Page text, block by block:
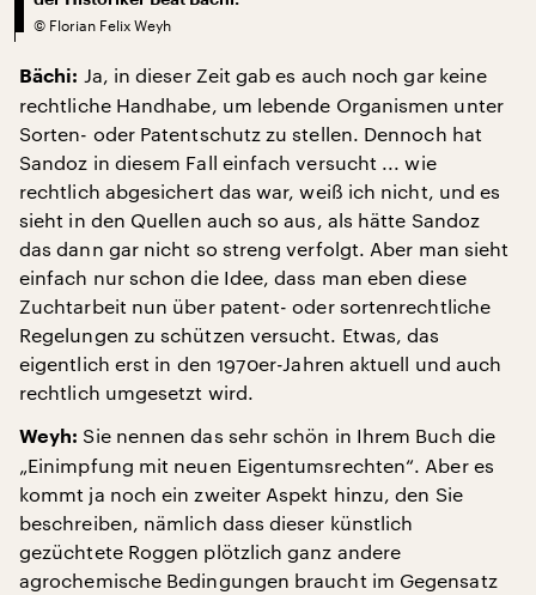
© Florian Felix Weyh
Bächi: Ja, in dieser Zeit gab es auch noch gar keine
rechtliche Handhabe, um lebende Organismen unter
Sorten- oder Patentschutz zu stellen. Dennoch hat
Sandoz in diesem Fall einfach versucht ... wie
rechtlich abgesichert das war, weiß ich nicht, und es
sieht in den Quellen auch so aus, als hätte Sandoz
das dann gar nicht so streng verfolgt. Aber man sieht
einfach nur schon die Idee, dass man eben diese
Zuchtarbeit nun über patent- oder sortenrechtliche
Regelungen zu schützen versucht. Etwas, das
eigentlich erst in den 1970er-Jahren aktuell und auch
rechtlich umgesetzt wird.
Weyh: Sie nennen das sehr schön in Ihrem Buch die
„Einimpfung mit neuen Eigentumsrechten“. Aber es
kommt ja noch ein zweiter Aspekt hinzu, den Sie
beschreiben, nämlich dass dieser künstlich
gezüchtete Roggen plötzlich ganz andere
agrochemische Bedingungen braucht im Gegensatz